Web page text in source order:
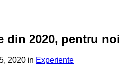
din 2020, pentru
2020 in Experiente